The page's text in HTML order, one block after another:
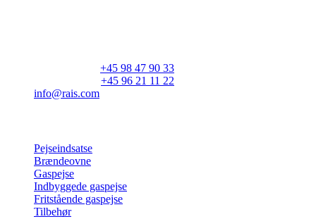
+45 98 47 90 33
+45 96 21 11 22
info@rais.com
Pejseindsatse
Brændeovne
Gaspejse
Indbyggede gaspejse
Fritstående gaspejse
Tilbehør